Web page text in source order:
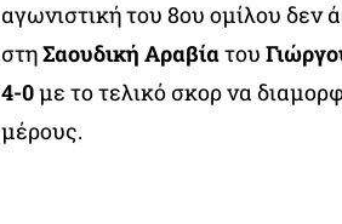
αγωνιστική του 8ου ομίλου δεν
στηΣαουδική Αραβίατου
4-0με το τελικό σκορ να
μέρους.